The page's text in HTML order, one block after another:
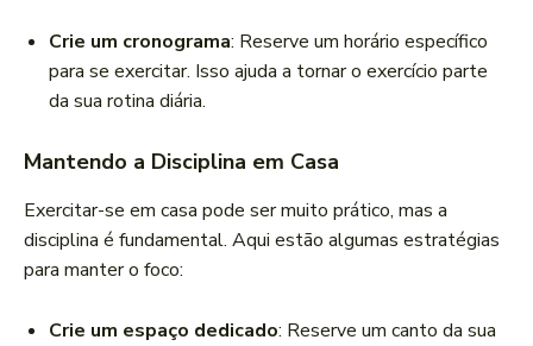
Crie um cronograma: Reserve um horário específico
para se exercitar. Isso ajuda a tornar o exercício parte
da sua rotina diária.
Mantendo a Disciplina em Casa
Exercitar-se em casa pode ser muito prático, mas a
disciplina é fundamental. Aqui estão algumas estratégias
para manter o foco:
Crie um espaço dedicado: Reserve um canto da sua